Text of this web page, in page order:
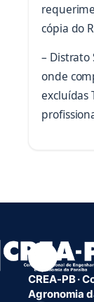
cópia do
– Distrato
onde
excluídas
CREA-PB ·
Agronomia